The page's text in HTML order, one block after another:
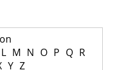
L M N O P Q R
Y Z